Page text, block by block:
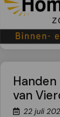
van
22 juli